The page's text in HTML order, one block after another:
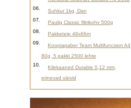
06.
Suhkur 1kg, Dan
07.
Paulig Classic filtrikohv 500g
08.
Pakketeip 48x66m
09.
Koopiapaber Team Multifuncsion A4,
80g, 5 pakki 2500 lehte
10.
Kilekaaned Durable 0,12 mm,
erinevad värvid